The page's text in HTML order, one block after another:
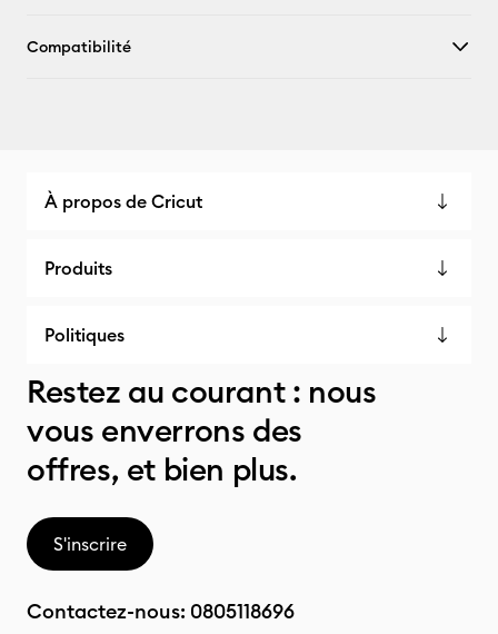
Compatibilité
À propos de Cricut
Produits
Politiques
Restez au courant : nous
vous enverrons des
offres, et bien plus.
S'inscrire
Contactez-nous: 0805118696